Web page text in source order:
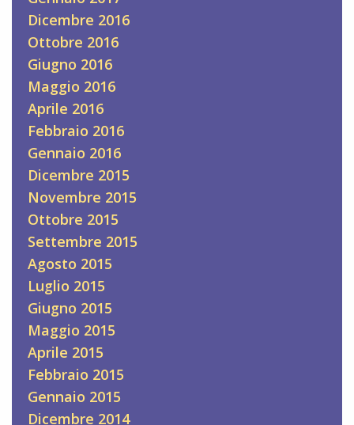
Dicembre 2016
Ottobre 2016
Giugno 2016
Maggio 2016
Aprile 2016
Febbraio 2016
Gennaio 2016
Dicembre 2015
Novembre 2015
Ottobre 2015
Settembre 2015
Agosto 2015
Luglio 2015
Giugno 2015
Maggio 2015
Aprile 2015
Febbraio 2015
Gennaio 2015
Dicembre 2014